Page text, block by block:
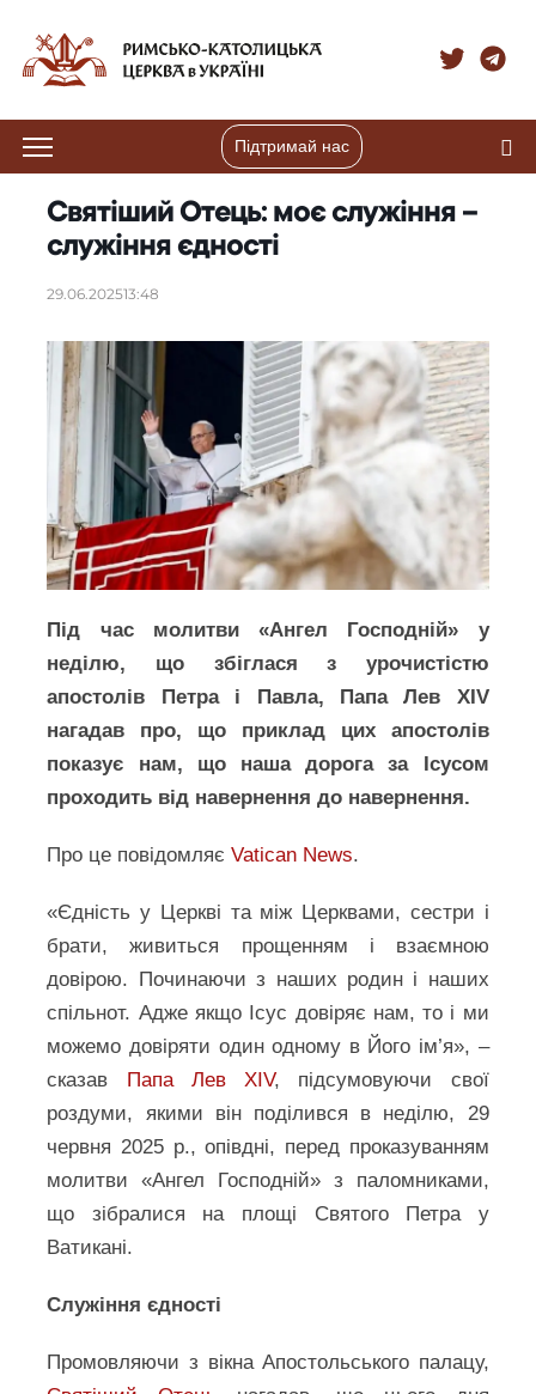
Підтримай нас
Святіший Отець: моє служіння –
служіння єдності
29.06.202513:48
Під час молитви «Ангел Господній» у
неділю, що збіглася з урочистістю
апостолів Петра і Павла, Папа Лев XIV
нагадав про, що приклад цих апостолів
показує нам, що наша дорога за Ісусом
проходить від навернення до навернення.
Про це повідомляєVatican News.
«Єдність у Церкві та між Церквами, сестри і
брати, живиться прощенням і взаємною
довірою. Починаючи з наших родин і наших
спільнот. Адже якщо Ісус довіряє нам, то і ми
можемо довіряти один одному в Його ім’я», –
сказав Папа Лев XIV, підсумовуючи свої
роздуми, якими він поділився в неділю, 29
червня 2025 р., опівдні, перед проказуванням
молитви «Ангел Господній» з паломниками,
що зібралися на площі Святого Петра у
Ватикані.
Служіння єдності
Промовляючи з вікна Апостольського палацу,